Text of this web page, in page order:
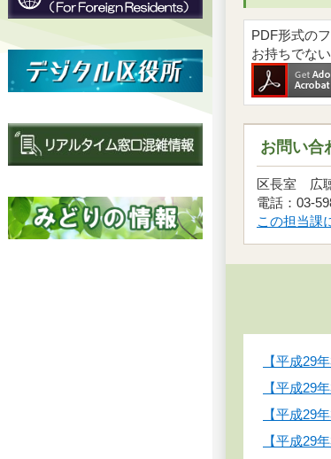
PDF形式の
お持ちでな
お問い合
区長室 広
電話：03-
この担当課
【平成29
【平成29
【平成29
【平成29